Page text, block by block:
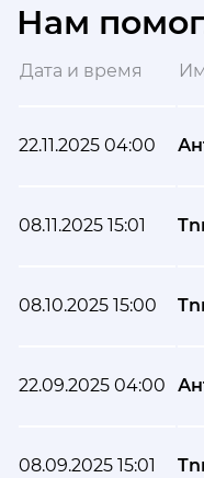
Нам
Дата и время
22.11.2025 04:00
08.11.2025 15:01
08.10.2025 15:00
22.09.2025 04:00
08.09.2025 15:01